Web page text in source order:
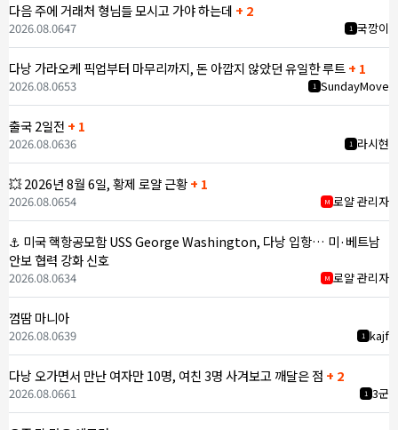
다음 주에 거래처 형님들 모시고 가야 하는데 + 2
1 국깡이
2026.08.0647
다낭 가라오케 픽업부터 마무리까지, 돈 아깝지 않았던 유일한 루트+ 1
1 SundayMove
2026.08.0653
출국 2일전 + 1
1 라시현
2026.08.0636
💥 2026년 8월 6일, 황제 로얄 근황+ 1
M 로얄 관리자
2026.08.0654
⚓ 미국 핵항공모함 USS George Washington, 다낭 입항… 미·베트남
안보 협력 강화 신호
M 로얄 관리자
2026.08.0634
껌땀 마니아
1 kajf
2026.08.0639
다낭 오가면서 만난 여자만 10명, 여친 3명 사겨보고 깨달은 점 + 2
1 3군
2026.08.0661